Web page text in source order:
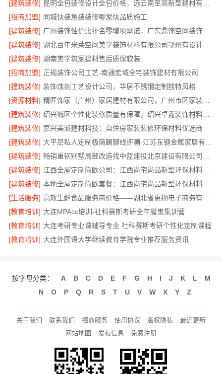
[建筑装修]
[招商加盟] 同城快装急装装修哪家快品质施工
[建筑装修]
广州装饰性价比排名零增项承诺，广东鼎饰空间装饰工程有限公司
[建筑装修]
湖北百年米莱空间美学装饰材料有限公司鄂州有设计感装修实景案例
[建筑装修] 湖南美学筑家建材售后质保软装
[招商加盟] 正规装饰公司工艺-南通宏域全宅装饰建材有限公司
[建筑装修] 装饰蚀刻工艺设计公司，华居不锈钢定制独特风格
[资源材料]
精匠饰家（广州）家居建材有限公司，广州市区家装装修多少钱新房
[建筑装修]
绍兴城区个性化装修质量有保障，绍兴卓鑫装饰材料有限公司
[建筑装修] 嘉兴美派建材科技：自住房家装装修环保材料优选商
[建筑装修]
[建筑装修]
[建筑装修]
江西全屋定制简欧公司：江西尚宅尚品新型环保材料有限公司
[建筑装修]
本地全屋定制简欧套餐：江西尚宅尚品新型环保材料有限公司
[生活服务]
[教育培训] 大连MPAcc培训-社科赛斯考研全年魔鬼集训营
[教育培训] 大连考研专业课辅导专业 社科赛斯考研个性化定制课程
[教育培训] 大连外国语大学继续教育学院专业推荐服务资讯
按字母分类： A B C D E F G H I J K L
M
N
O P Q R S T U V W X Y Z
关于我们 联系我们 招商服务 使用协议 版权隐私
最近更新
网站地图
发布信息 免费注册